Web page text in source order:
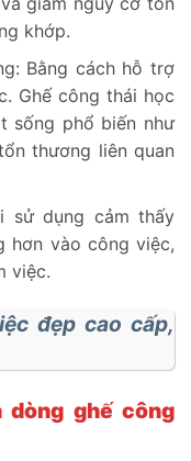
khớp.
Bằng cách hỗ trợ
Ghế công thái học
sống phổ biến như
thương liên quan
sử dụng cảm thấy
hơn vào công việc,
việc.
đẹp cao cấp,
ghế công